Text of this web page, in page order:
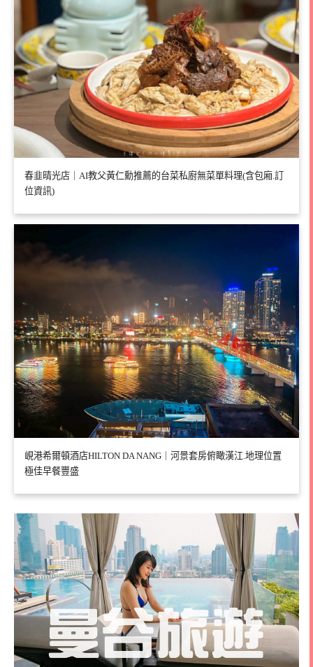
春韭晴光店｜AI教父黃仁勳推薦的台菜私廚無菜單料理(含包廂.訂
位資訊)
峴港希爾頓酒店HILTON DA NANG｜河景套房俯瞰漢江.地理位置
極佳早餐豐盛